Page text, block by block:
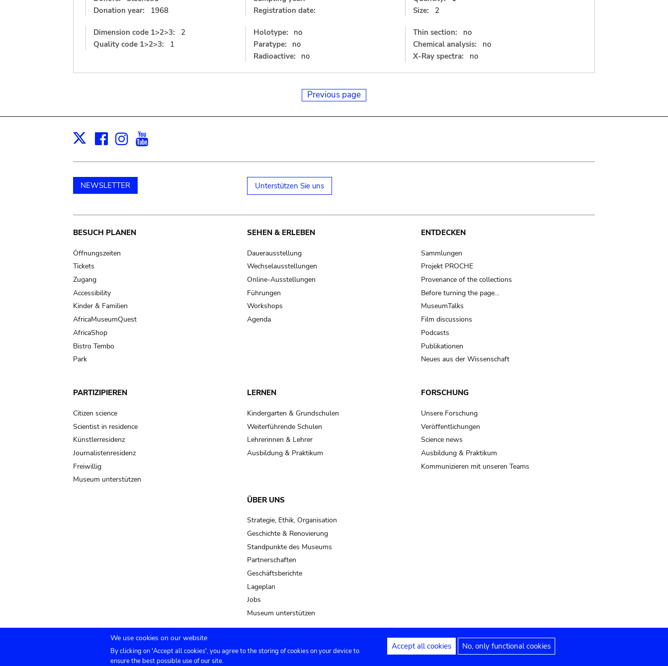
Donation year:
1968
Registration date:
Size:
2
Dimension code 1>2>3:
2
Quality code 1>2>3:
1
Holotype:
no
Paratype:
no
Radioactive:
no
Thin section:
no
Chemical analysis:
no
X-Ray spectra:
no
Previous page
X Facebook
Instagram
NEWSLETTER Unterstützen Sie uns
Main
navigation
BESUCH PLANEN
Öffnungszeiten
Tickets
Zugang
Accessibility
Kinder & Familien
AfricaMuseumQuest
AfricaShop
Bistro Tembo
Park
SEHEN & ERLEBEN
Dauerausstellung
Wechselausstellungen
Online-Ausstellungen
Führungen
Workshops
Agenda
ENTDECKEN
Sammlungen
Projekt PROCHE
Provenance of the collections
Before turning the page…
MuseumTalks
Film discussions
Podcasts
Publikationen
Neues aus der Wissenschaft
PARTIZIPIEREN
Citizen science
Scientist in residence
Künstlerresidenz
Journalistenresidenz
Freiwillig
Museum unterstützen
LERNEN
Kindergarten & Grundschulen
Weiterführende Schulen
Lehrerinnen & Lehrer
Ausbildung & Praktikum
FORSCHUNG
Unsere Forschung
Veröffentlichungen
Science news
Ausbildung & Praktikum
Kommunizieren mit unseren Teams
ÜBER UNS
Strategie, Ethik, Organisation
Geschichte & Renovierung
Standpunkte des Museums
Partnerschaften
Geschäftsberichte
Lageplan
Jobs
Museum unterstützen
Submenu
Agenda Presse Vermietung Kontakt Privacy settings Rechtliche Hinweise Erklärung zur Barrierefreiheit
We use cookies on our website
By clicking on 'Accept all cookies', you agree to the storing of cookies on your device to
ensure the best possible use of our site.
Accept all cookies No, only functional cookies